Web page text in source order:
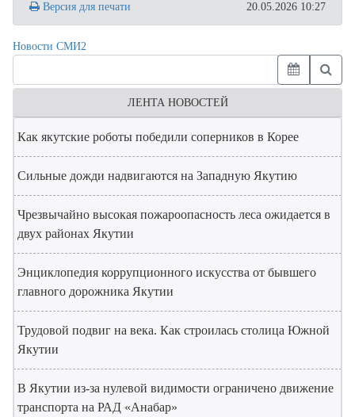
Версия для печати 20.05.2026 10:27
Новости СМИ2
ЛЕНТА НОВОСТЕЙ
Как якутские роботы победили соперников в Корее
Сильные дожди надвигаются на Западную Якутию
Чрезвычайно высокая пожароопасность леса ожидается в
двух районах Якутии
Энциклопедия коррупционного искусства от бывшего
главного дорожника Якутии
Трудовой подвиг на века. Как строилась столица Южной
Якутии
В Якутии из-за нулевой видимости ограничено движение
транспорта на РАД «Анабар»